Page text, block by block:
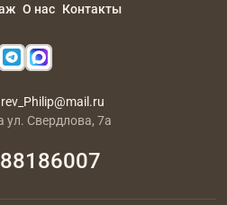
О нас Контакты
ул. Свердлова, 7а